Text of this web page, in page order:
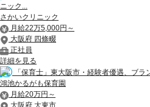
ニック...
さかいクリニック
月給22万5,000円～
大阪府 四條畷
正社員
詳細を見る
「保育士」東大阪市・経験者優遇、ブ
鴻池かるがも保育園
月給20万円～